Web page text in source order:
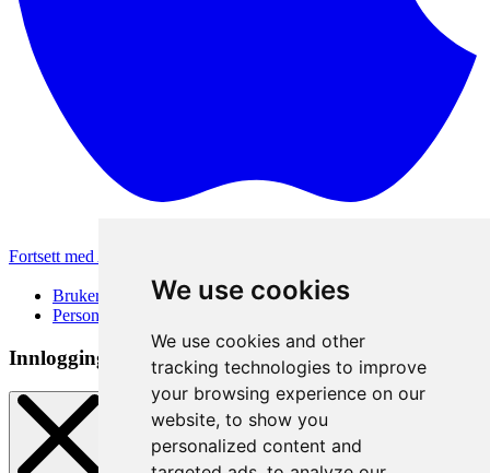
We use cookies
We use cookies and other
tracking technologies to improve
your browsing experience on our
website, to show you
personalized content and
Fortsett med Apple
Brukervilkår
Personvernerklæring
Innloggingsmetode